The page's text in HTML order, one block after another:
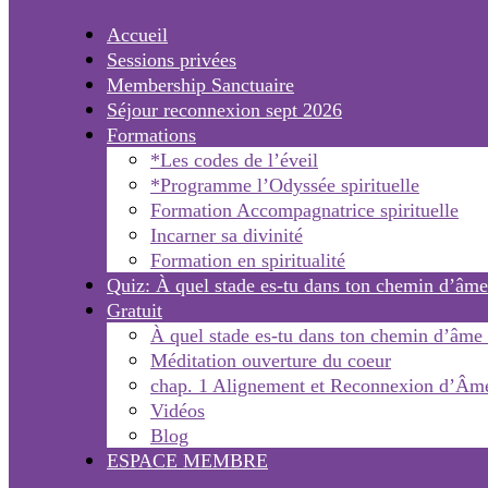
Accueil
Sessions privées
Membership Sanctuaire
Séjour reconnexion sept 2026
Formations
*Les codes de l’éveil
*Programme l’Odyssée spirituelle
Formation Accompagnatrice spirituelle
Incarner sa divinité
Formation en spiritualité
Quiz: À quel stade es-tu dans ton chemin
Gratuit
À quel stade es-tu dans ton chemin d’âme
Méditation ouverture du coeur
chap. 1 Alignement et Reconnexion
Vidéos
Blog
ESPACE MEMBRE